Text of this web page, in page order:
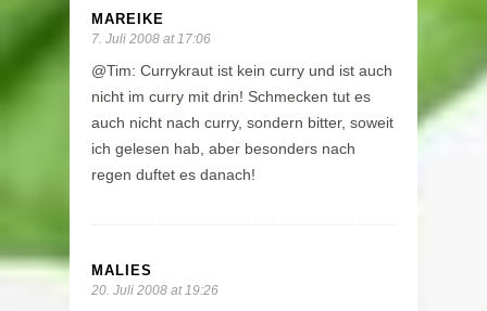
MAREIKE
7. Juli 2008 at 17:06
@Tim: Currykraut ist kein curry und ist auch
nicht im curry mit drin! Schmecken tut es
auch nicht nach curry, sondern bitter, soweit
ich gelesen hab, aber besonders nach
regen duftet es danach!
MALIES
20. Juli 2008 at 19:26